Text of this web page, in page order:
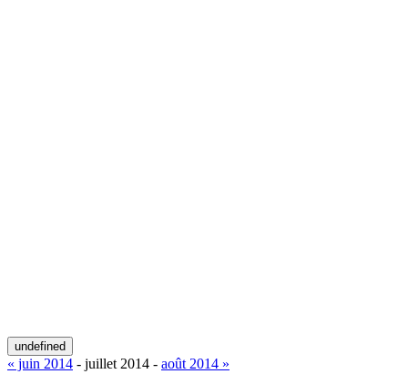
undefined
« juin 2014 - juillet 2014 - août 2014 »